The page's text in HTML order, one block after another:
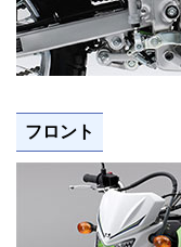
フロント